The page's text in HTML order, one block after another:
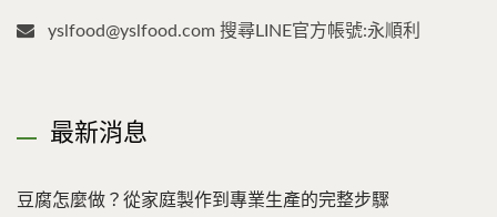
yslfood@yslfood.com 搜尋LINE官方帳號:永順利
最新消息
豆腐怎麼做？從家庭製作到專業生產的完整步驟